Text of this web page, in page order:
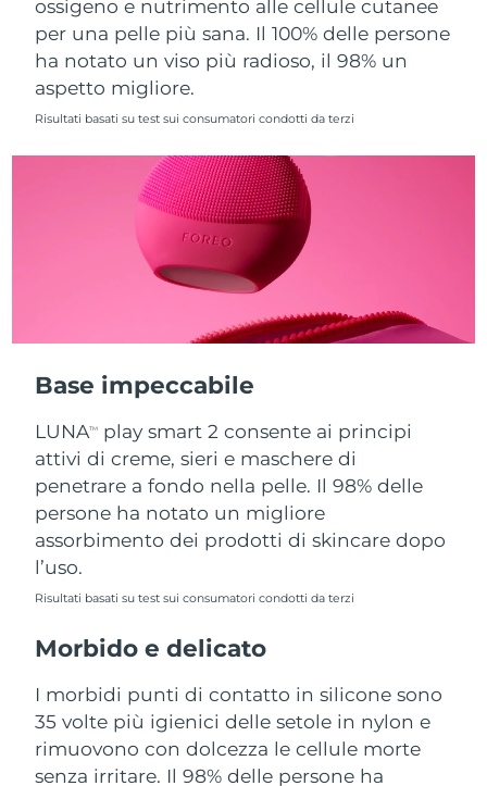
ossigeno e nutrimento alle cellule cutanee
per una pelle più sana. Il 100% delle persone
ha notato un viso più radioso, il 98% un
aspetto migliore.
Risultati basati su test sui consumatori condotti da terzi
Base impeccabile
LUNATM
play smart 2 consente ai principi
attivi di creme, sieri e maschere di
penetrare a fondo nella pelle. Il 98% delle
persone ha notato un migliore
assorbimento dei prodotti di skincare dopo
l’uso.
Risultati basati su test sui consumatori condotti da terzi
Morbido e delicato
I morbidi punti di contatto in silicone sono
35 volte più igienici delle setole in nylon e
rimuovono con dolcezza le cellule morte
senza irritare. Il 98% delle persone ha
Slovacchia Consegna stimata8/10/26
Slovenia
Corea del Sud Consegna stimata
Consegna stimata
Thailandia Consegna stimata
Turchia Consegna stimata
Emirati Arabi Uniti 8/11/26
Regno Unito Consegna stimata
Stati Uniti
Uzbekistan
Vietnam Consegna stimata 8/16/26